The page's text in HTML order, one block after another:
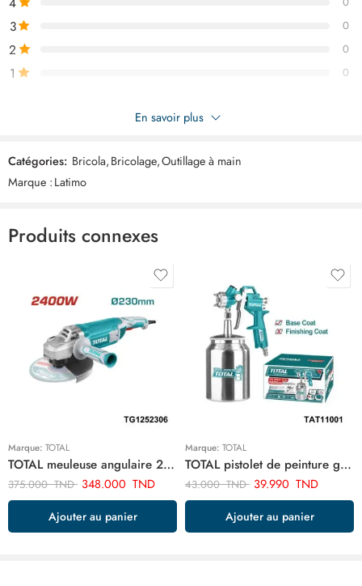
3 0
2 0
1 0
Soyez le premier à donner votre avis sur “LATIMO Kit 11 pcs de
nettoyage ART02967”
Commentaires
Il n'y a pas encore de critiques.
En savoir plus
Catégories: Bricola,Bricolage,Outillage à main
Marque :Latimo
Produits connexes
Marque: TOTAL
TOTAL meuleuse angulaire 2400w-230mm TG1252306
375.000TND 348.000 TND
Ajouter au panier
Marque: TOTAL
TOTAL pistolet de peinture goude bas 1.5 mm 1000cc TAT11001
43.000TND 39.990 TND
Ajouter au panier